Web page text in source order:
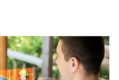
en